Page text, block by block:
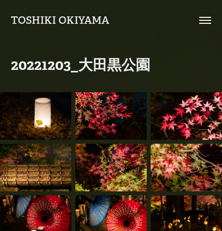
TOSHIKI OKIYAMA
20221203_大田黒公園